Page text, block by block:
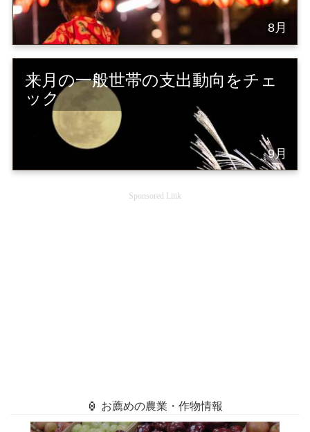
8月
来月の一般世帯の支出動向をチェ
ック
9月
Sponsored Link
🏮 お薦めの農業・作物情報